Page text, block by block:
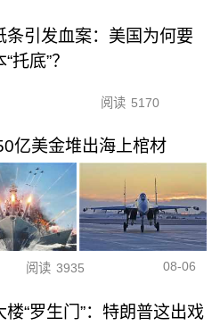
条引发血案：美国为何要
托底”？
阅读 5170
亿美金堆出海上棺材
阅读 3935 08-06
楼“罗生门”：特朗普这出戏